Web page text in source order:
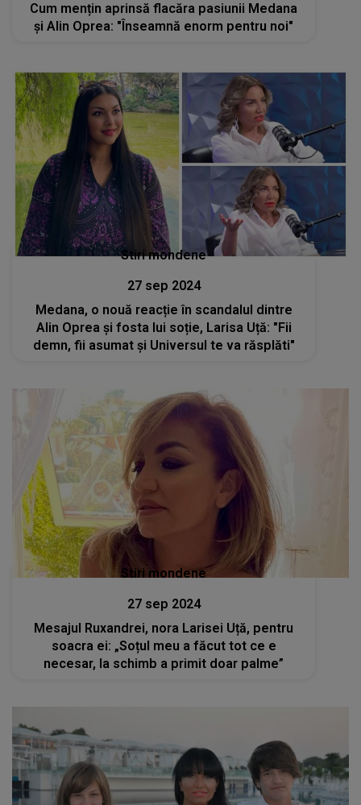
Cum mențin aprinsă flacăra pasiunii Medana
și Alin Oprea: "Înseamnă enorm pentru noi"
Stiri mondene
27 sep 2024
Medana, o nouă reacție în scandalul dintre
Alin Oprea și fosta lui soție, Larisa Uță: "Fii
demn, fii asumat și Universul te va răsplăti"
Stiri mondene
27 sep 2024
Mesajul Ruxandrei, nora Larisei Uță, pentru
soacra ei: „Soțul meu a făcut tot ce e
necesar, la schimb a primit doar palme”